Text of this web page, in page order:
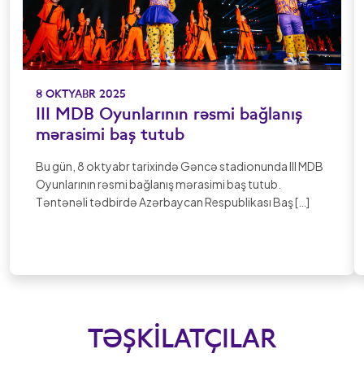
8 OKTYABR 2025
III MDB Oyunlarının rəsmi bağlanış
mərasimi baş tutub
Bu gün, 8 oktyabr tarixində Gəncə stadionunda III MDB
Oyunlarının rəsmi bağlanış mərasimi baş tutub.
Təntənəli tədbirdə Azərbaycan Respublikası Baş […]
TƏŞKILATÇILAR